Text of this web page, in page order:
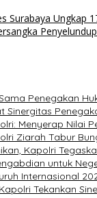
Surabaya Ungkap
Penegakan
Menyerap Nilai
Ziarah Tabur
Kapolri
untuk
Internasional
Tekankan